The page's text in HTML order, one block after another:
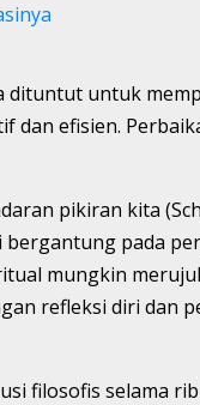
untuk
dan efisien.
pikiran kita
pada
mungkin
refleksi diri dan
filosofis selama